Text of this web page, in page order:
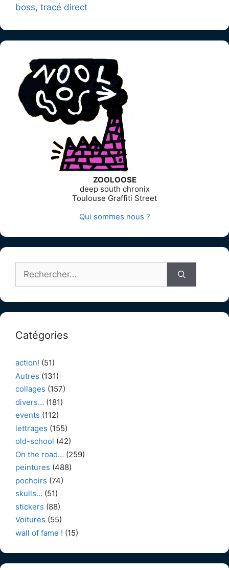
boss, tracé direct
ZOOLOOSE
deep south chronix
Toulouse Graffiti Street
Qui sommes nous ?
Catégories
action! (51)
Autres (131)
collages (157)
divers… (181)
events (112)
lettrages (155)
old-school (42)
On the road… (259)
peintures (488)
pochoirs (74)
skulls… (51)
stickers (88)
Voitures (55)
wall of fame ! (15)